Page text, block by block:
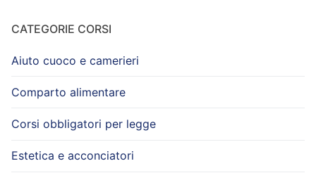
CATEGORIE CORSI
Aiuto cuoco e camerieri
Comparto alimentare
Corsi obbligatori per legge
Estetica e acconciatori